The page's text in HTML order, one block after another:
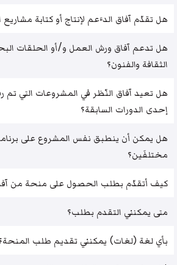
هل تقدّم آفاق الدَّعم لإنتاج أو كتابة مشاريع
هل تدعم آفاق ورش العمل و/أو الحلقات
الثقافة والفنون؟
هل تعيد آفاق النّظر في المشروعات التي تم
إحدى الدورات السابقة؟
هل يمكن أن ينطبق نفس المشروع على
مختلفَين؟
كيف أتقدّم بطلب الحصول على منحة من
متى يمكنني التقدم بطلب؟
بأي لغة (لغات) يمكنني تقديم طلب